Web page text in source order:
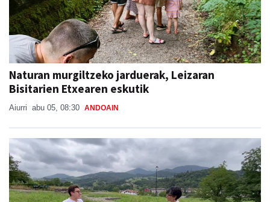
Naturan murgiltzeko jarduerak, Leizaran
Bisitarien Etxearen eskutik
Aiurri abu 05, 08:30 ANDOAIN